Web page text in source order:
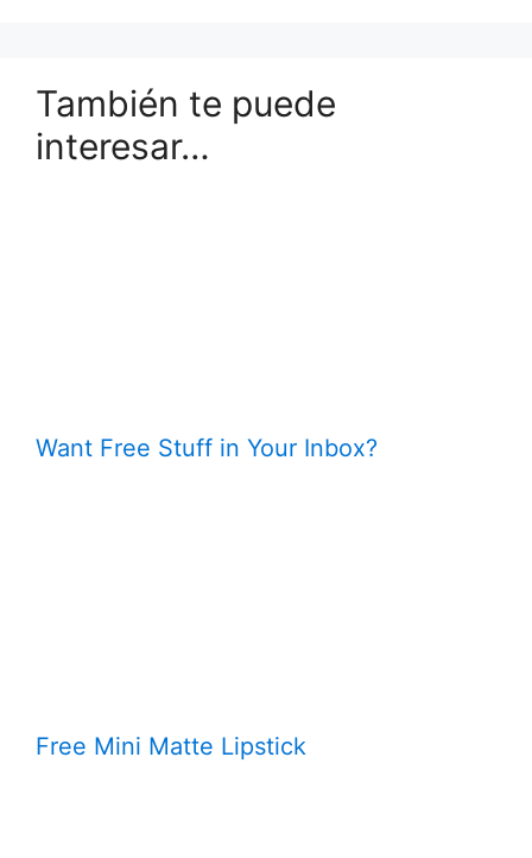
También te puede
interesar…
Want Free Stuff in Your Inbox?
Free Mini Matte Lipstick